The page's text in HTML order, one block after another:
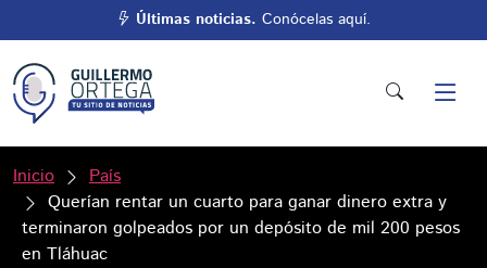
Últimas noticias. Conócelas aquí.
Inicio
País
Querían rentar un cuarto para ganar dinero extra y
terminaron golpeados por un depósito de mil 200 pesos
en Tláhuac